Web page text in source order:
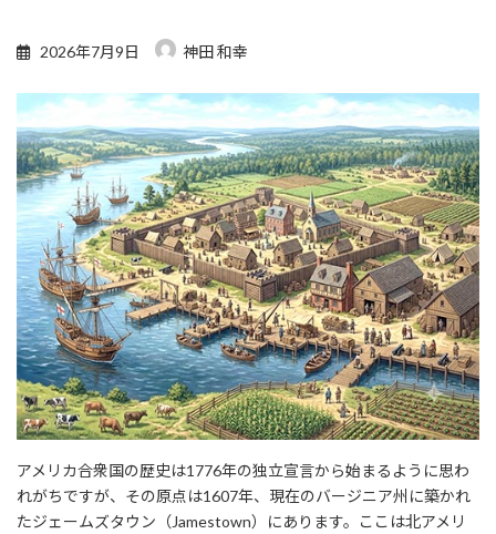
2026年7月9日 神田 和幸
アメリカ合衆国の歴史は1776年の独立宣言から始まるように思わ
れがちですが、その原点は1607年、現在のバージニア州に築かれ
たジェームズタウン（Jamestown）にあります。ここは北アメリ